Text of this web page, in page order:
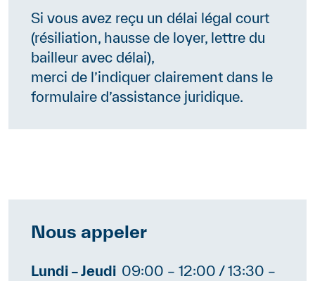
Si vous avez reçu un délai légal court
(résiliation, hausse de loyer, lettre du
bailleur avec délai),
merci de l’indiquer clairement dans le
formulaire d’assistance juridique.
Contenu
Nous appeler
Lundi – Jeudi 09:00 – 12:00 / 13:30 –